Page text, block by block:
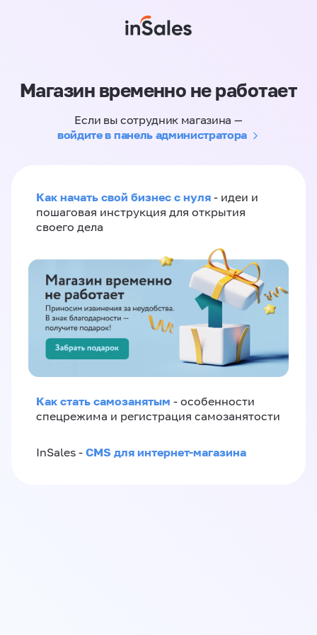
Магазин временно не работает
Если вы сотрудник магазина —
войдите в панель администратора
Как начать свой бизнес с нуля - идеи и
пошаговая инструкция для открытия
своего дела
Как стать самозанятым - особенности
спецрежима и регистрация самозанятости
InSales - CMS для интернет-магазина